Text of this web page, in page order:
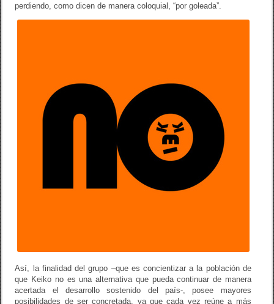
perdiendo, como dicen de manera coloquial, “por goleada”.
Así, la finalidad del grupo –que es concientizar a la población de
que Keiko no es una alternativa que pueda continuar de manera
acertada el desarrollo sostenido del país-, posee mayores
posibilidades de ser concretada, ya que cada vez reúne a más